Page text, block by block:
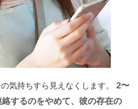
気持ちすら見えなくします。
2〜
するのをやめて、彼の存在の